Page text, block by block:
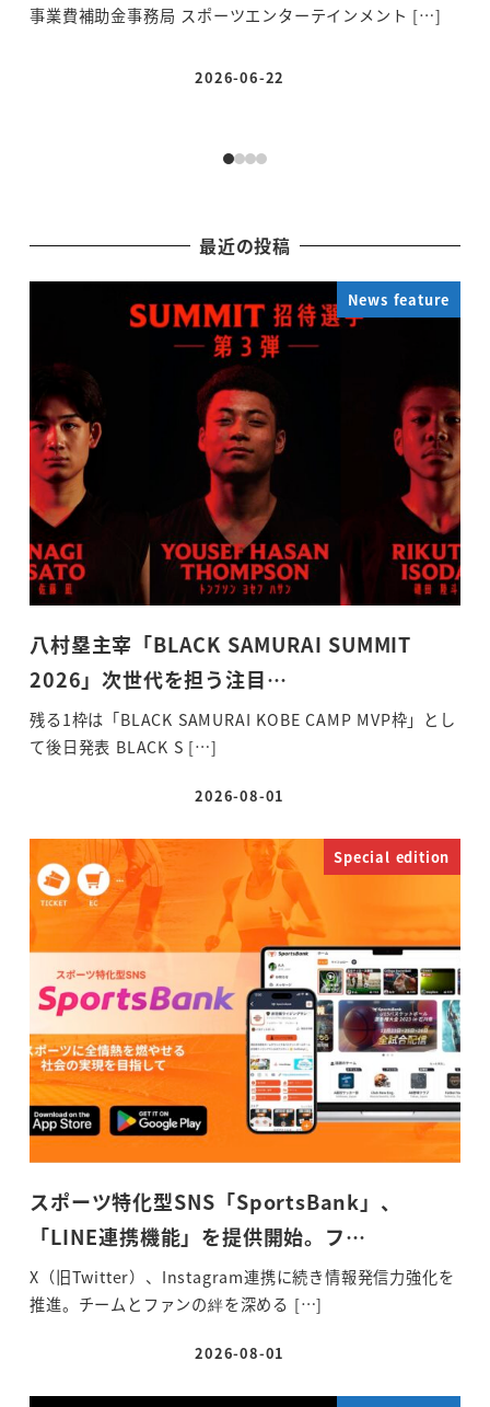
事業費補助金事務局 スポーツエンターテインメント […]
投稿日
2026-06-22
最近の投稿
News feature
八村塁主宰「BLACK SAMURAI SUMMIT
2026」次世代を担う注目…
残る1枠は「BLACK SAMURAI KOBE CAMP MVP枠」とし
て後日発表 BLACK S […]
投稿日
2026-08-01
Special edition
スポーツ特化型SNS「SportsBank」、
「LINE連携機能」を提供開始。フ…
X（旧Twitter）、Instagram連携に続き情報発信力強化を
推進。チームとファンの絆を深める […]
投稿日
2026-08-01